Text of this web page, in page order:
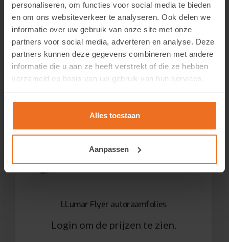
personaliseren, om functies voor social media te bieden
en om ons websiteverkeer te analyseren. Ook delen we
informatie over uw gebruik van onze site met onze
partners voor social media, adverteren en analyse. Deze
partners kunnen deze gegevens combineren met andere
informatie die u aan ze heeft verstrekt of die ze hebben
verzameld op basis van uw gebruik van hun services.
Alles toestaan
Aanpassen
LLumar Flyer autoraamfolies
Login om de prijzen te zien.